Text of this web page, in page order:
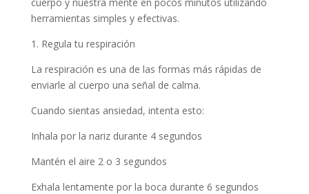
herramientas simples y efectivas.
1. Regula tu respiración
La respiración es una de las formas más rápidas de
enviarle al cuerpo una señal de calma.
Cuando sientas ansiedad, intenta esto:
Inhala por la nariz durante 4 segundos
Mantén el aire 2 o 3 segundos
Exhala lentamente por la boca durante 6 segundos